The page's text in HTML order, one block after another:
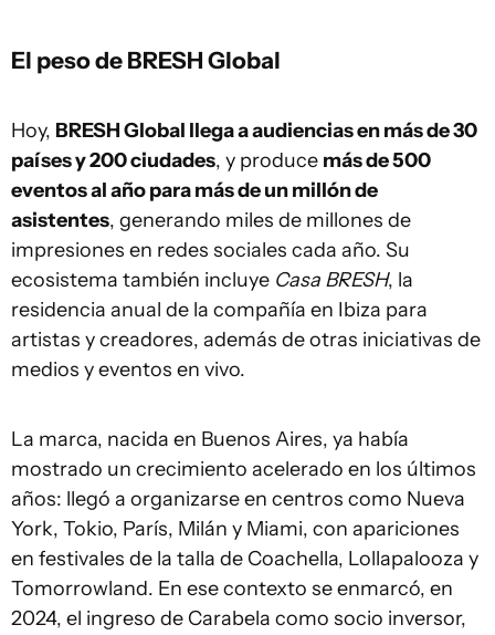
El peso de BRESH Global
Hoy, BRESH Global llega a audiencias en más de 30
países y 200 ciudades, y produce más de 500
eventos al año para más de un millón de
asistentes, generando miles de millones de
impresiones en redes sociales cada año. Su
ecosistema también incluye Casa BRESH, la
residencia anual de la compañía en Ibiza para
artistas y creadores, además de otras iniciativas de
medios y eventos en vivo.
La marca, nacida en Buenos Aires, ya había
mostrado un crecimiento acelerado en los últimos
años: llegó a organizarse en centros como Nueva
York, Tokio, París, Milán y Miami, con apariciones
en festivales de la talla de Coachella, Lollapalooza y
Tomorrowland. En ese contexto se enmarcó, en
2024, el ingreso de Carabela como socio inversor,